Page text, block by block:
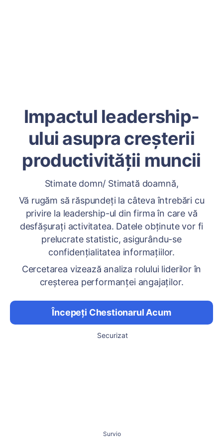
Impactul leadership-
ului asupra creșterii
productivității muncii
Stimate domn/ Stimată doamnă,
Vă rugăm să răspundeți la câteva întrebări cu
privire la leadership-ul din firma în care vă
desfășurați activitatea. Datele obținute vor fi
prelucrate statistic, asigurându-se
confidențialitatea informațiilor.
Cercetarea vizează analiza rolului liderilor în
creșterea performanței angajaților.
Începeți Chestionarul Acum
Securizat
Survio